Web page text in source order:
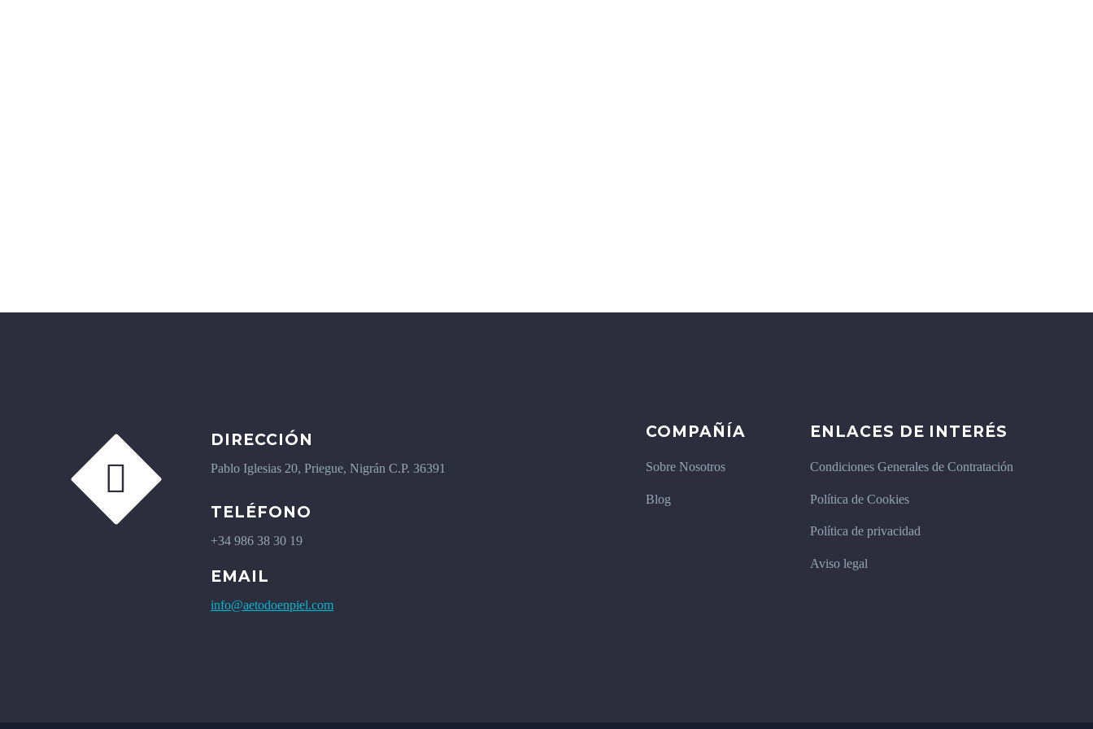


DIRECCIÓN
Pablo Iglesias 20, Priegue, Nigrán C.P. 36391
TELÉFONO
+34 986 38 30 19
EMAIL
info@aetodoenpiel.com
COMPAÑÍA
Sobre Nosotros
Blog
ENLACES DE INTERÉS
Condiciones Generales de Contratación
Política de Cookies
Política de privacidad
Aviso legal